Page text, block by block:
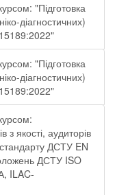
"Підготовка
діагностичних)
"Підготовка
діагностичних)
з якості, аудиторів
ДСТУ EN
ДСТУ ISO
ILAC-